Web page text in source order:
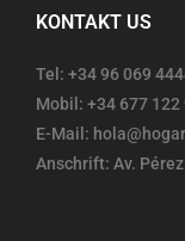
KONTAKT US
Tel: +34 96 069
Mobil: +34 677 122
E-Mail:
Anschrift: Av.